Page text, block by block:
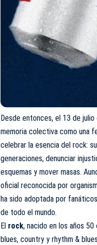
Desde entonces, el 13 de julio
memoria colectiva como una
celebrar la esencia del rock:
generaciones, denunciar
esquemas y mover masas.
oficial reconocida por
ha sido adoptada por
de todo el mundo.
El rock, nacido en los años
blues, country y rhythm &